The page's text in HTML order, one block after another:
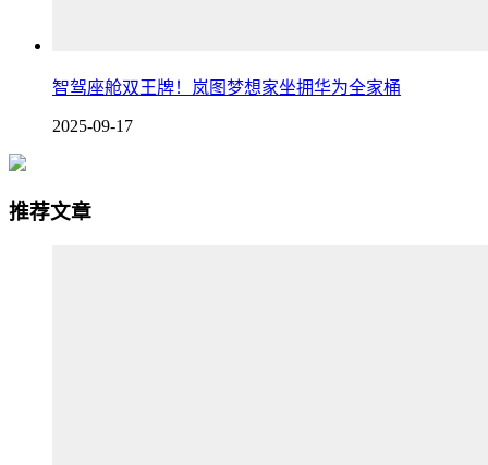
智驾座舱双王牌！岚图梦想家坐拥华为全家桶
2025-09-17
推荐文章